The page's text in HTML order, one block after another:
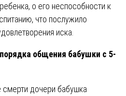
о его неспособности к
что послужило
иска.
общения бабушки с 5-
смерти дочери бабушка